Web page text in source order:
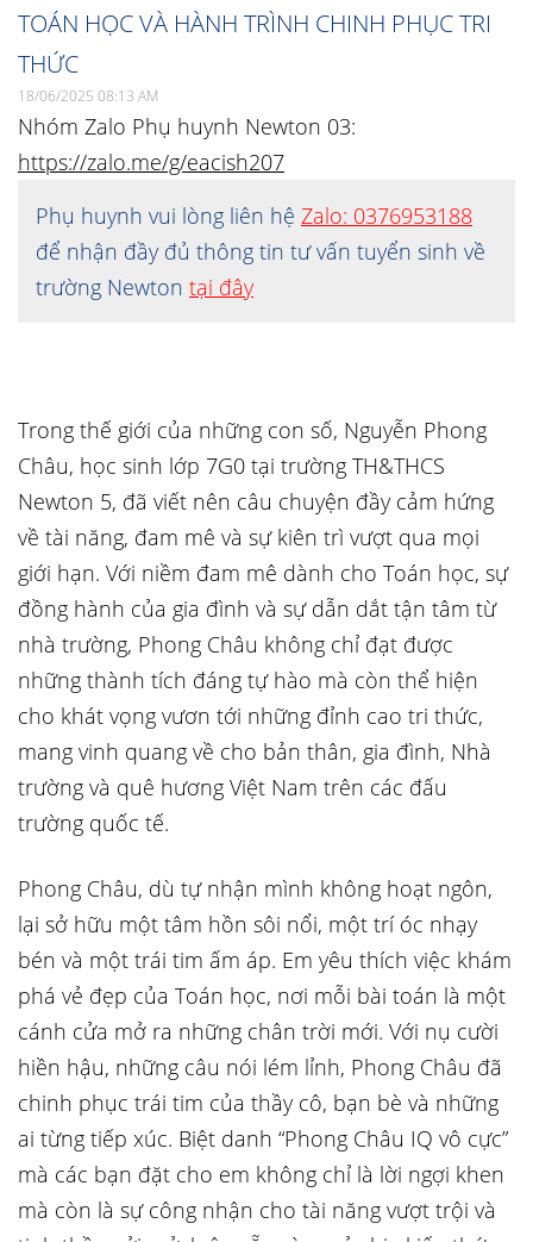
TOÁN HỌC VÀ HÀNH TRÌNH CHINH PHỤC TRI
THỨC
18/06/2025 08:13 AM
Nhóm Zalo Phụ huynh Newton 03:
https://zalo.me/g/eacish207
Phụ huynh vui lòng liên hệ Zalo: 0376953188
để nhận đầy đủ thông tin tư vấn tuyển sinh về
trường Newton tại đây
Trong thế giới của những con số, Nguyễn Phong
Châu, học sinh lớp 7G0 tại trường TH&THCS
Newton 5, đã viết nên câu chuyện đầy cảm hứng
về tài năng, đam mê và sự kiên trì vượt qua mọi
giới hạn. Với niềm đam mê dành cho Toán học, sự
đồng hành của gia đình và sự dẫn dắt tận tâm từ
nhà trường, Phong Châu không chỉ đạt được
những thành tích đáng tự hào mà còn thể hiện
cho khát vọng vươn tới những đỉnh cao tri thức,
mang vinh quang về cho bản thân, gia đình, Nhà
trường và quê hương Việt Nam trên các đấu
trường quốc tế.
Phong Châu, dù tự nhận mình không hoạt ngôn,
lại sở hữu một tâm hồn sôi nổi, một trí óc nhạy
bén và một trái tim ấm áp. Em yêu thích việc khám
phá vẻ đẹp của Toán học, nơi mỗi bài toán là một
cánh cửa mở ra những chân trời mới. Với nụ cười
hiền hậu, những câu nói lém lỉnh, Phong Châu đã
chinh phục trái tim của thầy cô, bạn bè và những
ai từng tiếp xúc. Biệt danh “Phong Châu IQ vô cực”
mà các bạn đặt cho em không chỉ là lời ngợi khen
mà còn là sự công nhận cho tài năng vượt trội và